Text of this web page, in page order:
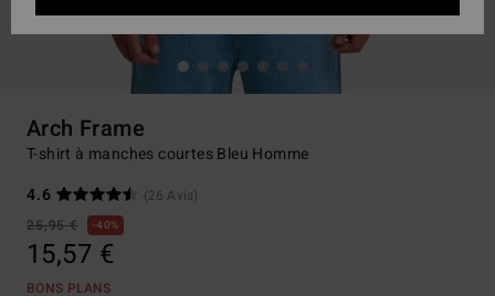
Arch Frame
T-shirt à manches courtes Bleu Homme
4.6
(26 Avis)
25,95 €
40%
15,57 €
BONS PLANS